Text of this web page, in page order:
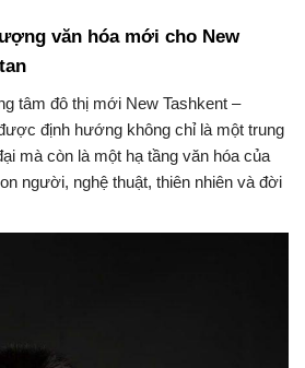
văn hóa mới cho New
tâm đô thị mới New Tashkent –
định hướng không chỉ là một trung
mà còn là một hạ tầng văn hóa của
người, nghệ thuật, thiên nhiên và đời